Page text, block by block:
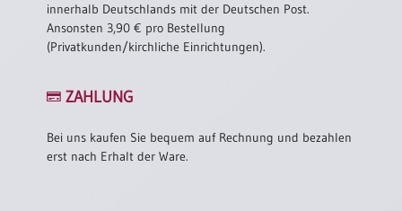
Urkundenscheine
innerhalb Deutschlands mit der Deutschen Post.
Ansonsten 3,90 € pro Bestellung
(Privatkunden/kirchliche Einrichtungen).
ZAHLUNG
Bei uns kaufen Sie bequem auf Rechnung und bezahlen
erst nach Erhalt der Ware.